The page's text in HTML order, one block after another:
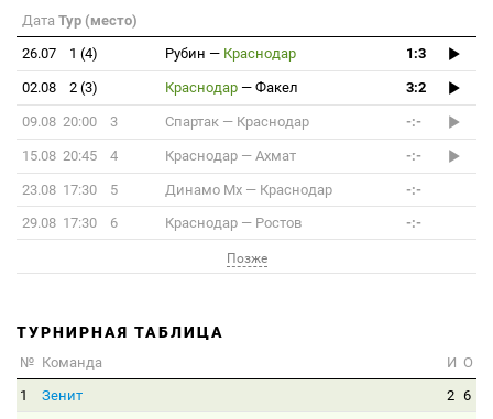
Дата Тур (место)
26.07
1 (4) Рубин — Краснодар 1:3
02.08 2 (3) Краснодар — Факел 3:2
09.08 20:00 3 Спартак — Краснодар -:-
15.08 20:45 4 Краснодар — Ахмат -:-
23.08 17:30 5 Динамо Мх — Краснодар
-:-
29.08 17:30
6 Краснодар — Ростов -:-
Позже
ТУРНИРНАЯ ТАБЛИЦА
№ Команда И О
1
Зенит 2 6